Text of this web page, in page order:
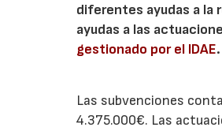
diferentes ayudas a la
ayudas a las
gestionado por el IDAE.
Las subvenciones
4.375.000€. Las